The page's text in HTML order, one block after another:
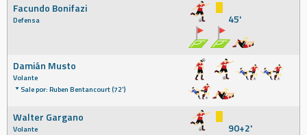
Facundo Bonifazi
Defensa 45'
Damián Musto
Volante
Sale por: Ruben Bentancourt (72')
Walter Gargano
Volante 90+2'